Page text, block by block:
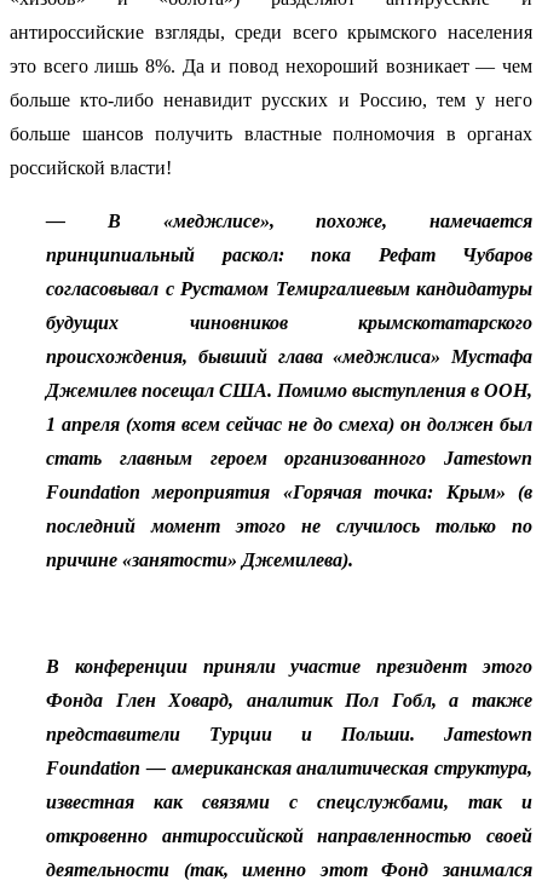
антироссийские взгляды, среди всего крымского населения
это всего лишь 8%. Да и повод нехороший возникает — чем
больше кто-либо ненавидит русских и Россию, тем у него
больше шансов получить властные полномочия в органах
российской власти!
— В «меджлисе», похоже, намечается
принципиальный раскол: пока Рефат Чубаров
согласовывал с Рустамом Темиргалиевым кандидатуры
будущих чиновников крымскотатарского
происхождения, бывший глава «меджлиса» Мустафа
Джемилев посещал США. Помимо выступления в ООН,
1 апреля (хотя всем сейчас не до смеха) он должен был
стать главным героем организованного Jamestown
Foundation мероприятия «Горячая точка: Крым» (в
последний момент этого не случилось только по
причине «занятости» Джемилева).
В конференции приняли участие президент этого
Фонда Глен Ховард, аналитик Пол Гобл, а также
представители Турции и Польши. Jamestown
Foundation — американская аналитическая структура,
известная как связями с спецслужбами, так и
откровенно антироссийской направленностью своей
деятельности (так, именно этот Фонд занимался